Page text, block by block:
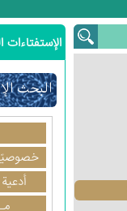
الإستفتاءات
البحث